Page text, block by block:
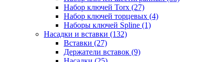
Набор ключей Torx (27)
Набор ключей торцевых (4)
Наборы ключей Spline (1)
Насадки и вставки (132)
Вставки (27)
Держатели вставок (9)